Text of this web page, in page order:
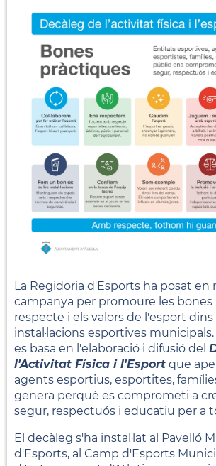
La Regidoria d'Esports ha posat en
campanya per promoure les bones
respecte i els valors de l'esport dins
instal·lacions esportives
es basa en l'elaboració i difusió del
l'Activitat Física i l'Esport que
agents esportius, esportites,
genera perquè es comprometi a
segur, respectuós i educatiu per a
El decàleg s'ha instal·lat al Pavelló
d'Esports, al Camp d'Esports